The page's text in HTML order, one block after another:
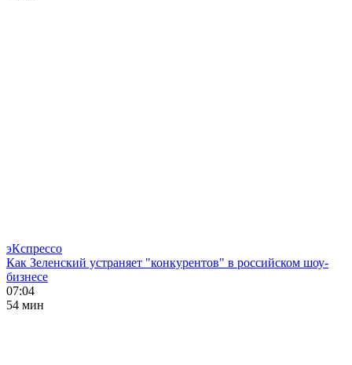
эКспрессо
Как Зеленский устраняет "конкурентов" в российском шоу-
бизнесе
07:04
54 мин